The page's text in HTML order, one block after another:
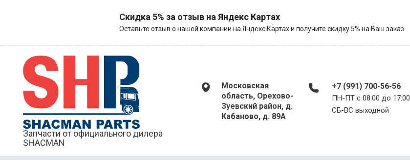
Скидка 5% за отзыв на Яндекс Картах
Оставьте отзыв о нашей компании на Яндекс Картах и получите скидку 5% на Ваш заказ.
Запчасти от официального дилера
SHACMAN
Московская
область, Орехово-
Зуевский район, д.
Кабаново, д. 89А
+7 (991) 700-56-56
ПН-ПТ с 08:00 до 17:00
​​​​​​​СБ-ВС выходной